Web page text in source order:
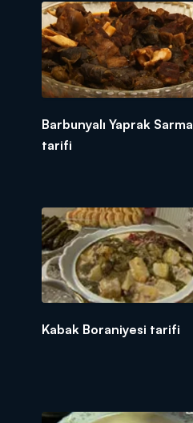
Barbunyalı Yaprak Sarma
tarifi
Kabak Boraniyesi tarifi